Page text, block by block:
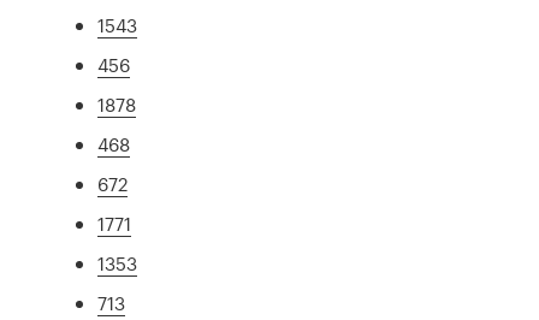
1543
456
1878
468
672
1771
1353
713